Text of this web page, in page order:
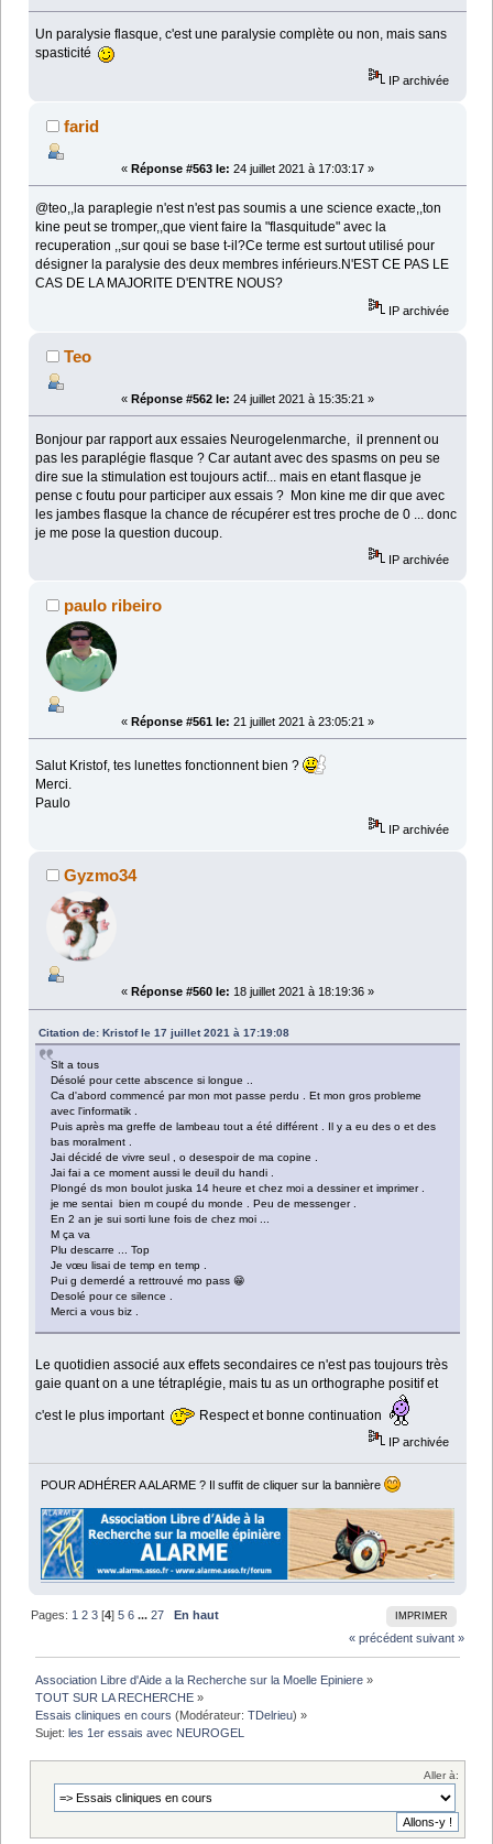
Un paralysie flasque, c'est une paralysie complète ou non, mais sans
spasticité
IP archivée
farid
« Réponse #563 le: 24 juillet 2021 à 17:03:17 »
@teo,,la paraplegie n'est n'est pas soumis a une science exacte,,ton
kine peut se tromper,,que vient faire la "flasquitude" avec la
recuperation ,,sur qoui se base t-il?Ce terme est surtout utilisé pour
désigner la paralysie des deux membres inférieurs.N'EST CE PAS LE
CAS DE LA MAJORITE D'ENTRE NOUS?
IP archivée
Teo
« Réponse #562 le: 24 juillet 2021 à 15:35:21 »
Bonjour par rapport aux essaies Neurogelenmarche, il prennent ou
pas les paraplégie flasque ? Car autant avec des spasms on peu se
dire sue la stimulation est toujours actif... mais en etant flasque je
pense c foutu pour participer aux essais ? Mon kine me dir que avec
les jambes flasque la chance de récupérer est tres proche de 0 ... donc
je me pose la question ducoup.
IP archivée
paulo ribeiro
« Réponse #561 le: 21 juillet 2021 à 23:05:21 »
Salut Kristof, tes lunettes fonctionnent bien ?
Merci.
Paulo
IP archivée
Gyzmo34
« Réponse #560 le: 18 juillet 2021 à 18:19:36 »
Citation de: Kristof le 17 juillet 2021 à 17:19:08
Slt a tous
Désolé pour cette abscence si longue ..
Ca d'abord commencé par mon mot passe perdu . Et mon gros probleme
avec l'informatik .
Puis après ma greffe de lambeau tout a été différent . Il y a eu des o et des
bas moralment .
Jai décidé de vivre seul , o desespoir de ma copine .
Jai fai a ce moment aussi le deuil du handi .
Plongé ds mon boulot juska 14 heure et chez moi a dessiner et imprimer .
je me sentai bien m coupé du monde . Peu de messenger .
En 2 an je sui sorti lune fois de chez moi ...
M ça va
Plu descarre ... Top
Je vœu lisai de temp en temp .
Pui g demerdé a rettrouvé mo pass 😁
Desolé pour ce silence .
Merci a vous biz .
Le quotidien associé aux effets secondaires ce n'est pas toujours très
gaie quant on a une tétraplégie, mais tu as un orthographe positif et
c'est le plus important Respect et bonne continuation
IP archivée
POUR ADHÉRER A ALARME ? Il suffit de cliquer sur la bannière
IMPRIMER
Pages: 1 2 3 [4]5 6 ...27
En haut
« précédent suivant »
Association Libre d'Aide a la Recherche sur la Moelle Epiniere »
TOUT SUR LA RECHERCHE »
Essais cliniques en cours (Modérateur:TDelrieu) »
Sujet:les 1er essais avec NEUROGEL
Aller à: